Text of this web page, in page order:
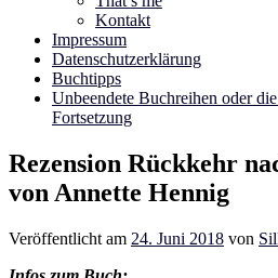
Kontakt
Impressum
Datenschutzerklärung
Buchtipps
Unbeendete Buchreihen oder
Fortsetzung
Rezension Rückkehr
von Annette Hennig
Veröffentlicht am 24. Juni 2018 von